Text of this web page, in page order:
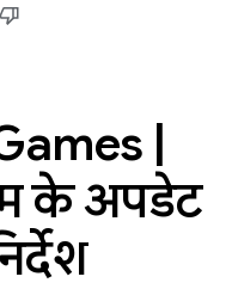
|
के अपडेट